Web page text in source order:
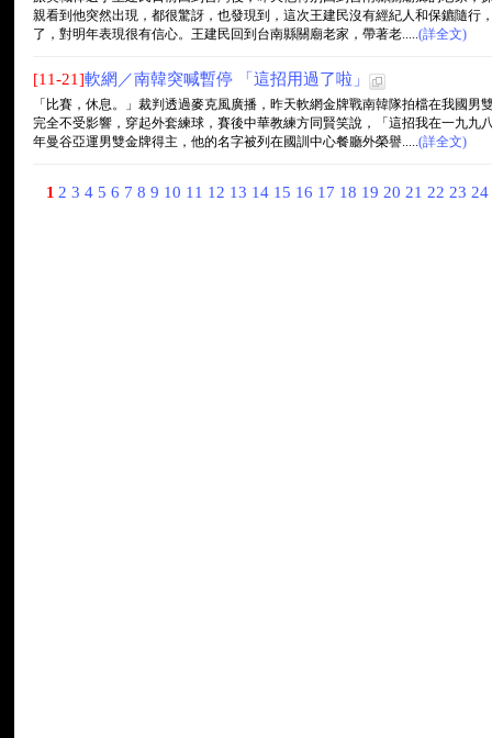
親看到他突然出現，都很驚訝，也發現到，這次王建民沒有經紀人和保鑣隨行
了，對明年表現很有信心。王建民回到台南縣關廟老家，帶著老.....(詳全文)
[11-21]軟網／南韓突喊暫停 「這招用過了啦」
「比賽，休息。」裁判透過麥克風廣播，昨天軟網金牌戰南韓隊拍檔在我國
完全不受影響，穿起外套練球，賽後中華教練方同賢笑說，「這招我在一九九
年曼谷亞運男雙金牌得主，他的名字被列在國訓中心餐廳外榮譽.....(詳全文)
1 2 3 4 5 6 7 8 9 10 11 12 13 14 15 16 17 18 19 20 21 22 23 24